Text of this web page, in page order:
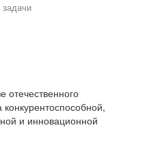
отечественного
и инновационной